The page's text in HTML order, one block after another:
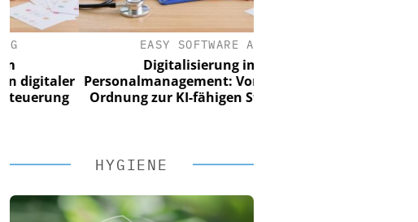
EASY SOFTWARE AG
Digitalisierung im
Personalmanagement: Von digitaler
Ordnung zur KI-fähigen Steuerung
HYGIENE